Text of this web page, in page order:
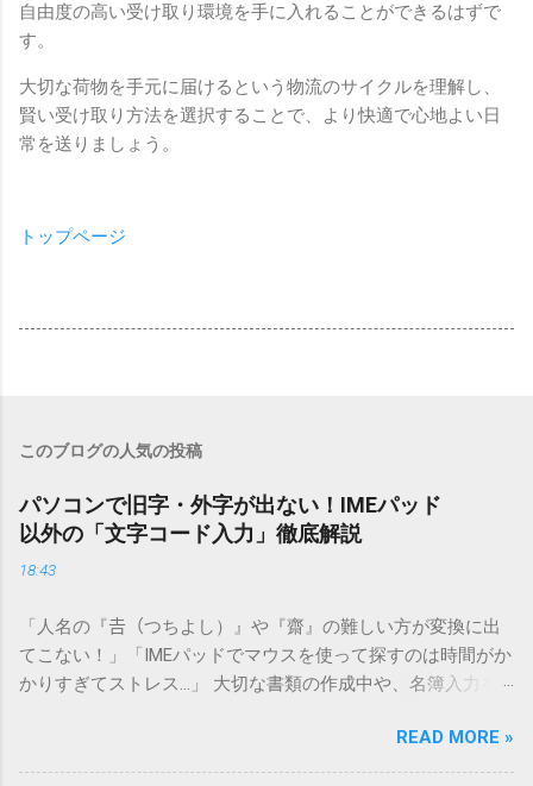
自由度の高い受け取り環境を手に入れることができるはずで
す。
大切な荷物を手元に届けるという物流のサイクルを理解し、
賢い受け取り方法を選択することで、より快適で心地よい日
常を送りましょう。
トップページ
このブログの人気の投稿
パソコンで旧字・外字が出ない！IMEパッド
以外の「文字コード入力」徹底解説
18:43
「人名の『𠮷（つちよし）』や『齋』の難しい方が変換に出
てこない！」「IMEパッドでマウスを使って探すのは時間がか
かりすぎてストレス…」 大切な書類の作成中や、名簿入力を
てしまいますよね。多くの人が「IMEパッド（手書き入力）」
を使いますが、実はマウスで一画ずつ書くのは非効率です
READ MORE »